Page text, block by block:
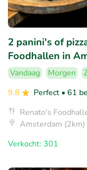
2 panini's of
Foodhallen in
Vandaag Morgen
9.8
Perfect • 61
Renato's
Amsterdam (2km)
Verkocht: 301